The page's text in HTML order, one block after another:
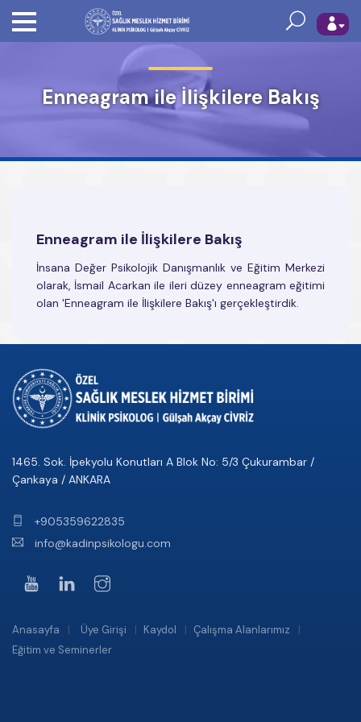
Enneagram ile İlişkilere Bakış
Enneagram ile İlişkilere Bakış
İnsana Değer Psikolojik Danışmanlık ve Eğitim Merkezi
olarak, İsmail Acarkan ile ileri düzey enneagram eğitimi
olan 'Enneagram ile İlişkilere Bakış'ı gerçekleştirdik.
1465. Sok. İpekyolu Konutları A Blok No: 5/3 Çukurambar /
Çankaya / ANKARA
+905359622835
info@kadinpsikologu.com
Anasayfa Üye Girişi Kaydol
Çalışma Alanlarımız
Eğitim ve Seminerler